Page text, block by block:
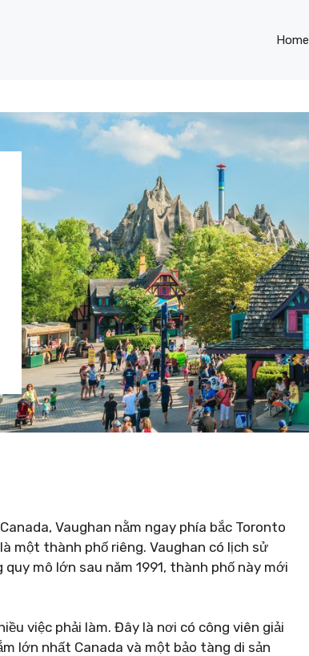
Home
Vaughan nằm ngay phía bắc Toronto
một thành phố riêng. Vaughan có lịch sử
mô lớn sau năm 1991, thành phố này mới
việc phải làm. Đây là nơi có công viên giải
lớn nhất Canada và một bảo tàng di sản